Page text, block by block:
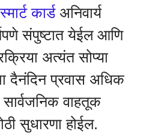
स्मार्ट कार्डअनिवार्य
संपुष्टात येईल आणि
अत्यंत सोप्या
दैनंदिन प्रवास अधिक
वाहतूक
सुधारणा होईल.